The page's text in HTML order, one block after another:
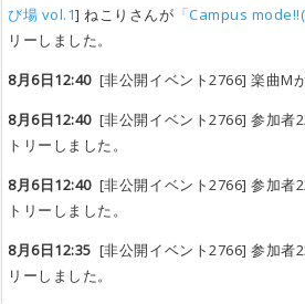
び場 vol.1] ねこりさんが 「Campus
リーしました。
8月6日12:40[非公開イベント2766] 楽曲M
8月6日12:40[非公開イベント2766] 参加者
トリーしました。
8月6日12:40[非公開イベント2766] 参加者
トリーしました。
8月6日12:35 [非公開イベント2766] 参加者
リーしました。